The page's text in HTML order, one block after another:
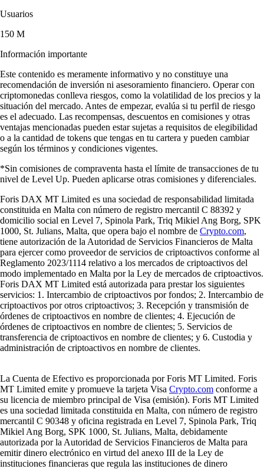
Usuarios
150 M
Información importante
Este contenido es meramente informativo y no constituye una
recomendación de inversión ni asesoramiento financiero. Operar con
criptomonedas conlleva riesgos, como la volatilidad de los precios y la
situación del mercado. Antes de empezar, evalúa si tu perfil de riesgo
es el adecuado. Las recompensas, descuentos en comisiones y otras
ventajas mencionadas pueden estar sujetas a requisitos de elegibilidad
o a la cantidad de tokens que tengas en tu cartera y pueden cambiar
según los términos y condiciones vigentes.
*Sin comisiones de compraventa hasta el límite de transacciones de tu
nivel de Level Up. Pueden aplicarse otras comisiones y diferenciales.
Foris DAX MT Limited es una sociedad de responsabilidad limitada
constituida en Malta con número de registro mercantil C 88392 y
domicilio social en Level 7, Spinola Park, Triq Mikiel Ang Borg, SPK
1000, St. Julians, Malta, que opera bajo el nombre de Crypto.com,
tiene autorización de la Autoridad de Servicios Financieros de Malta
para ejercer como proveedor de servicios de criptoactivos conforme al
Reglamento 2023/1114 relativo a los mercados de criptoactivos del
modo implementado en Malta por la Ley de mercados de criptoactivos.
Foris DAX MT Limited está autorizada para prestar los siguientes
servicios: 1. Intercambio de criptoactivos por fondos; 2. Intercambio de
criptoactivos por otros criptoactivos; 3. Recepción y transmisión de
órdenes de criptoactivos en nombre de clientes; 4. Ejecución de
órdenes de criptoactivos en nombre de clientes; 5. Servicios de
transferencia de criptoactivos en nombre de clientes; y 6. Custodia y
administración de criptoactivos en nombre de clientes.
La Cuenta de Efectivo es proporcionada por Foris MT Limited. Foris
MT Limited emite y promueve la tarjeta Visa Crypto.com conforme a
su licencia de miembro principal de Visa (emisión). Foris MT Limited
es una sociedad limitada constituida en Malta, con número de registro
mercantil C 90348 y oficina registrada en Level 7, Spinola Park, Triq
Mikiel Ang Borg, SPK 1000, St. Julians, Malta, debidamente
autorizada por la Autoridad de Servicios Financieros de Malta para
emitir dinero electrónico en virtud del anexo III de la Ley de
instituciones financieras que regula las instituciones de dinero